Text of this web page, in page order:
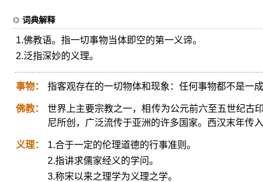
词典解释
1.佛教语。指一切事物当体即空的第一义谛。
2.泛指深妙的义理。
事物： 指客观存在的一切物体和现象：任何事物都不是一
佛教：
世界上主要宗教之一，相传为公元前六至五世纪古
尼所创，广泛流传于亚洲的许多国家。西汉末年传
义理：
1.合于一定的伦理道德的行事准则。
2.指讲求儒家经义的学问。
3.称宋以来之理学为义理之学。